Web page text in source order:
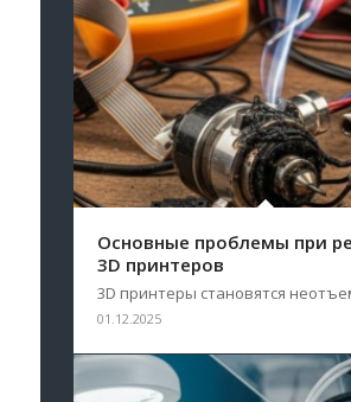
Основные проблемы при
3D принтеров
3D принтеры становятся
01.12.2025